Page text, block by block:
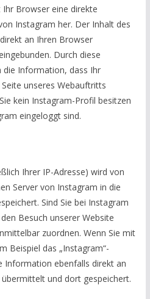
Browser eine direkte
Instagram her. Der Inhalt des
an Ihren Browser
Durch diese
die Information, dass Ihr
unseres Webauftritts
kein Instagram-Profil besitzen
eingeloggt sind.
Ihrer IP-Adresse) wird von
Server von Instagram in die
Sind Sie bei Instagram
Besuch unserer Website
zuordnen. Wenn Sie mit
Beispiel das „Instagram“-
Information ebenfalls direkt an
und dort gespeichert.